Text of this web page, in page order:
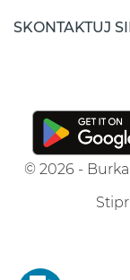
SKONTAKTUJ
© 2026 -